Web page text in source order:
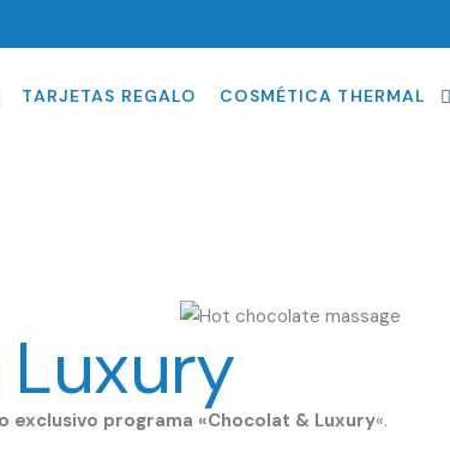
TARJETAS REGALO COSMÉTICA THERMAL
exclusivo programa «Chocolat & Luxury«.